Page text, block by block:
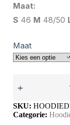
Maat:
S 46 M 48/50
Maat
SKU:
Categorie: